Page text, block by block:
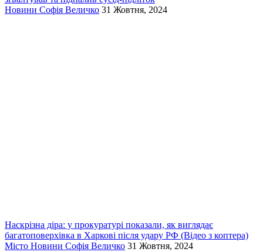
Новини Софія Величко 31 Жовтня, 2024
Наскрізна діра: у прокуратурі показали, як виглядає
багатоповерхівка в Харкові після удару РФ (Відео з коптера)
Місто Новини Софія Величко 31 Жовтня, 2024